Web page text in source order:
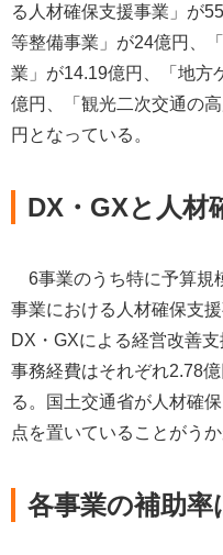
る人材確保支援事業」が
等整備事業」が24億円、
業」が14.19億円、「地方
億円、「観光二次交通の
円となっている。
DX・GXと人材
6事業のうち特に予算規
事業における人材確保支
DX・GXによる経営改善
事務経費はそれぞれ2.78
る。国土交通省が人材確
点を置いていることがうか
各事業の補助